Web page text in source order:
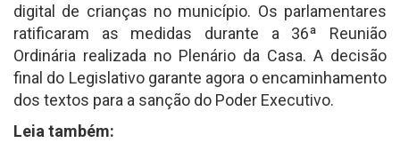
digital de crianças no município. Os parlamentares
ratificaram as medidas durante a 36ª Reunião
Ordinária realizada no Plenário da Casa. A decisão
final do Legislativo garante agora o encaminhamento
dos textos para a sanção do Poder Executivo.
Leia também: